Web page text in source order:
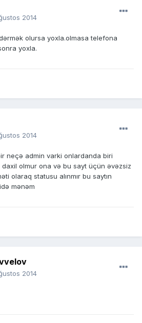
2014
olursa yoxla.olmasa telefona
yoxla.
2014
neçə admin varki onlardanda biri
daxil olmur ona və bu sayt üçün əvəzsiz
olaraq statusu alınmır bu saytın
mənəm
2014